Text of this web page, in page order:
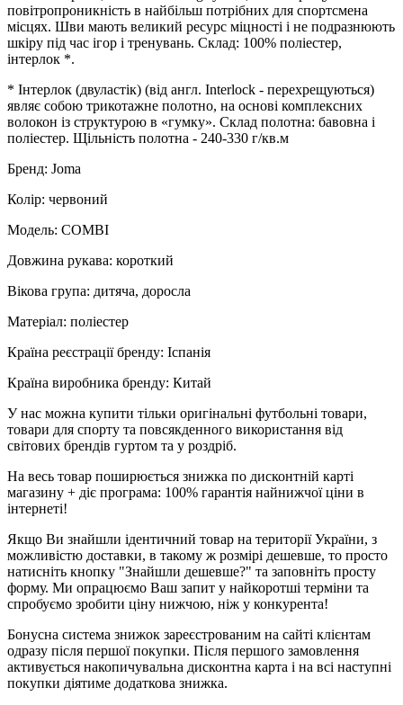
повітропроникність в найбільш потрібних для спортсмена
місцях. Шви мають великий ресурс міцності і не подразнюють
шкіру під час ігор і тренувань. Склад: 100% поліестер,
інтерлок *.
* Інтерлок (двуластік) (від англ. Interlock - перехрещуються)
являє собою трикотажне полотно, на основі комплексних
волокон із структурою в «гумку». Склад полотна: бавовна і
поліестер. Щільність полотна - 240-330 г/кв.м
Бренд: Joma
Колір: червоний
Модель: COMBI
Довжина рукава: короткий
Вікова група: дитяча, доросла
Матеріал: поліестер
Країна реєстрації бренду: Іспанія
Країна виробника бренду: Китай
У нас можна купити тільки оригінальні футбольні товари,
товари для спорту та повсякденного використання від
світових брендів гуртом та у роздріб.
На весь товар поширюється знижка по дисконтній карті
магазину + діє програма: 100% гарантія найнижчої ціни в
інтернеті!
Якщо Ви знайшли ідентичний товар на території України, з
можливістю доставки, в такому ж розмірі дешевше, то просто
натисніть кнопку "Знайшли дешевше?" та заповніть просту
форму. Ми опрацюємо Ваш запит у найкоротші терміни та
спробуємо зробити ціну нижчою, ніж у конкурента!
Бонусна система знижок зареєстрованим на сайті клієнтам
одразу після першої покупки. Після першого замовлення
активується накопичувальна дисконтна карта і на всі наступні
покупки діятиме додаткова знижка.